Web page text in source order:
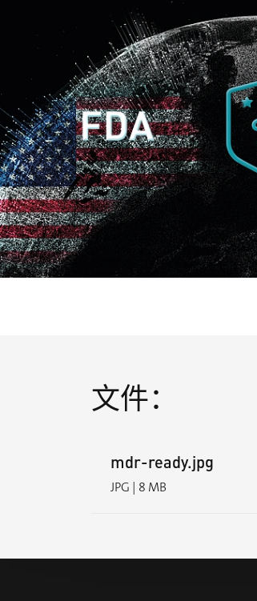
文件：
mdr-ready.jpg
JPG | 8 MB